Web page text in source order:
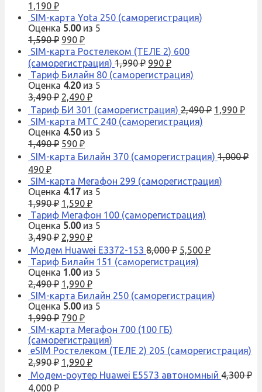
1,190 ₽
SIM-карта Yota 250 (саморегистрация)
Оценка 5.00из 5
1,590₽ 990 ₽
SIM-карта Ростелеком (ТЕЛЕ 2) 600
(саморегистрация) 1,990₽ 990 ₽
Тариф Билайн 80 (саморегистрация)
Оценка 4.20из 5
3,490₽ 2,490 ₽
Тариф БИ 301 (саморегистрация) 2,490₽ 1,990 ₽
SIM-карта МТС 240 (саморегистрация)
Оценка 4.50из 5
1,490₽ 590 ₽
SIM-карта Билайн 370 (саморегистрация) 1,000₽
490 ₽
SIM-карта Мегафон 299 (саморегистрация)
Оценка 4.17 из 5
1,990₽ 1,590 ₽
Тариф Мегафон 100 (саморегистрация)
Оценка 5.00из 5
3,490₽ 2,990 ₽
Модем Huawei E3372-153 8,000₽ 5,500 ₽
Тариф Билайн 151 (саморегистрация)
Оценка 1.00из 5
2,490₽ 1,990 ₽
SIM-карта Билайн 250 (саморегистрация)
Оценка 5.00из 5
1,990₽ 790 ₽
SIM-карта Мегафон 700 (100 ГБ)
(саморегистрация)
eSIM Ростелеком (ТЕЛЕ 2) 205 (саморегистрация)
2,990₽ 1,990 ₽
Модем-роутер Huawei E5573 автономный 4,300₽
4,000 ₽